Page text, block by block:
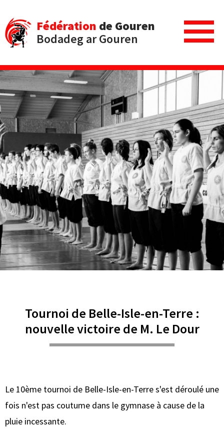
Fédération de Gouren
Bodadeg ar Gouren
Tournoi de Belle-Isle-en-Terre :
nouvelle victoire de M. Le Dour
Le 10ème tournoi de Belle-Isle-en-Terre s'est déroulé une
fois n'est pas coutume dans le gymnase à cause de la
pluie incessante.